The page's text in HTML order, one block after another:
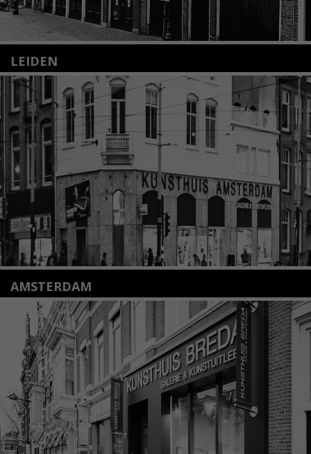
LEIDEN
Nieuwstraat 35
2312 KA Leiden
+31(0)71 – 52 84 480
info@kunsthuisleiden.nl
Lees meer
AMSTERDAM
Amstelveenseweg 135
1075 VX Amsterdam
+31 (0)20 2332546
info@kunsthuisamsterdam.nl
Lees meer